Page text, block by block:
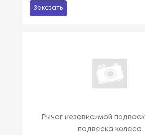
Заказать
Рычаг независимой
подвеска колеса